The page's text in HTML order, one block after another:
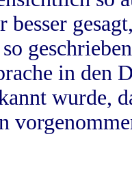
besser
in
wurde,